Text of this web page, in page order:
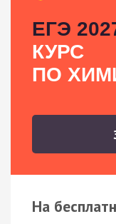
ЕГЭ
КУРС
ПО
На